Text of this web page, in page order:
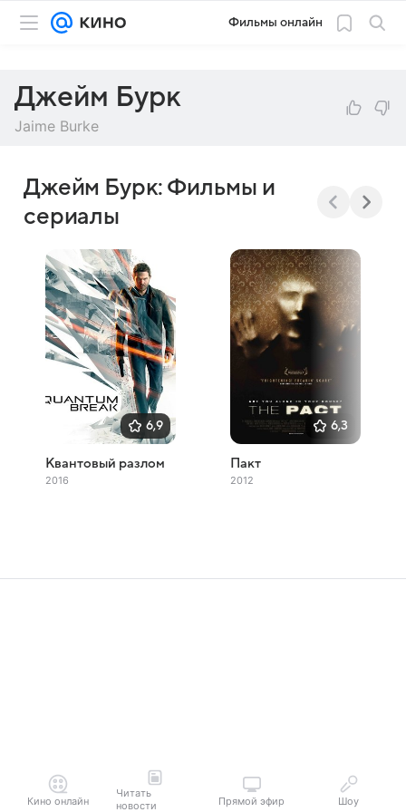
Фильмы онлайн
Джейм Бурк
Jaime Burke
Джейм Бурк: Фильмы и
сериалы
6,9
Квантовый разлом
2016
6,3
Пакт
2012
Кино онлайн
Читать
новости
Прямой эфир Шоу